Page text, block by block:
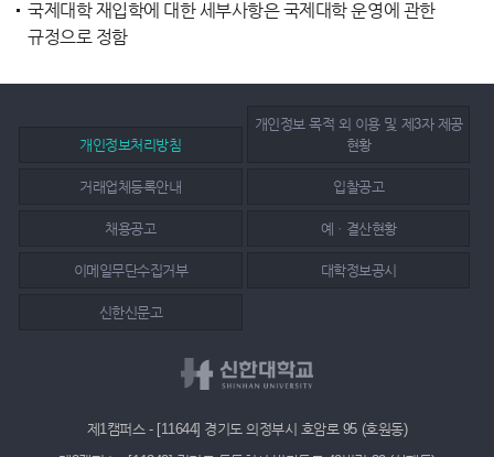
국제대학 재입학에 대한 세부사항은 국제대학 운영에 관한
규정으로 정함
개인정보처리방침
개인정보 목적 외 이용 및 제3자 제공
현황
거래업체등록안내 입찰공고
채용공고 예ㆍ결산현황
이메일무단수집거부 대학정보공시
신한신문고
제1캠퍼스 - [11644] 경기도 의정부시 호암로 95 (호원동)